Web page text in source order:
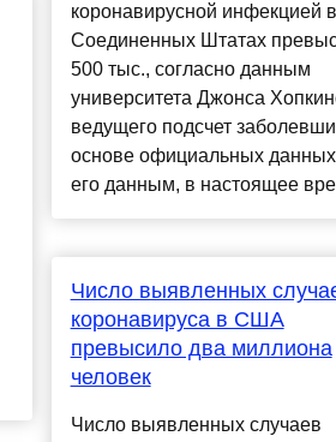
коронавирусной инфекцией в
Соединенных Штатах
500 тыс., согласно данным
университета Джонса
ведущего подсчет
основе официальных
его данным, в настоящее
Число выявленных
коронавируса в США
превысило два миллиона
человек
Число выявленных случаев